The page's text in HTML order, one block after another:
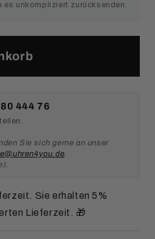
es unkompliziert zurücksenden.
444 76
Sie sich gerne an unser
.
Sie erhalten 5%
Lieferzeit. 🎁